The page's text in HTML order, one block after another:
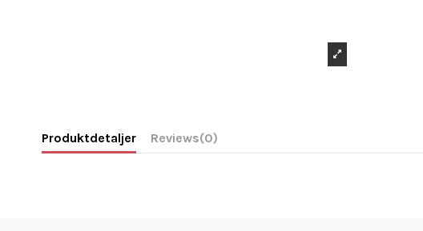
Produktdetaljer Reviews(0)